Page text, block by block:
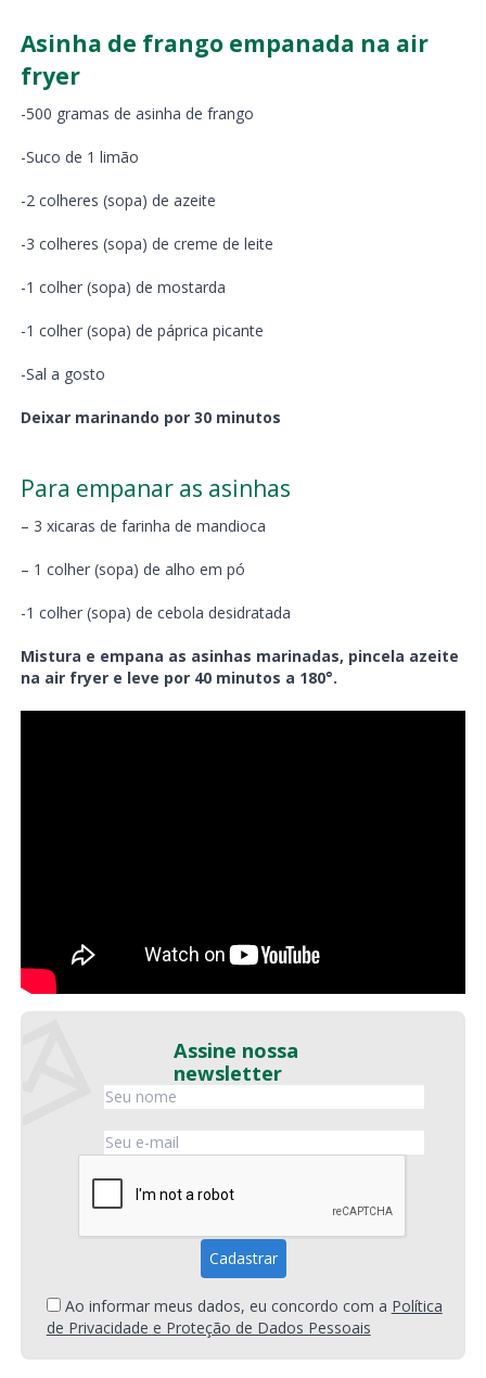
Asinha de frango empanada na air
fryer
-500 gramas de asinha de frango
-Suco de 1 limão
-2 colheres (sopa) de azeite
-3 colheres (sopa) de creme de leite
-1 colher (sopa) de mostarda
-1 colher (sopa) de páprica picante
-Sal a gosto
Deixar marinando por 30 minutos
Para empanar as asinhas
– 3 xicaras de farinha de mandioca
– 1 colher (sopa) de alho em pó
-1 colher (sopa) de cebola desidratada
Mistura e empana as asinhas marinadas, pincela azeite
na air fryer e leve por 40 minutos a 180°.
Assine nossa
newsletter
Ao informar meus dados, eu concordo com a Política
de Privacidade e Proteção de Dados Pessoais